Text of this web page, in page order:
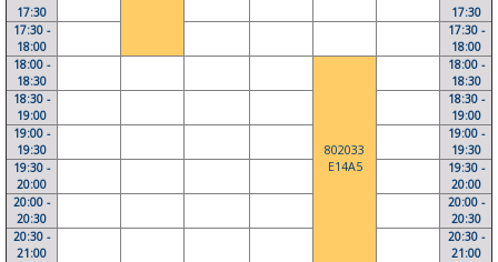
17:30
17:30
17:30 -
18:00
17:30 -
18:00
18:00 -
18:30
802033
E14A5
18:00 -
18:30
18:30 -
19:00
18:30 -
19:00
19:00 -
19:30
19:00 -
19:30
19:30 -
20:00
19:30 -
20:00
20:00 -
20:30
20:00 -
20:30
20:30 -
21:00
20:30 -
21:00